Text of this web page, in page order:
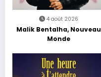
4 août 2026
Malik Bentalha, Nouveau
Monde